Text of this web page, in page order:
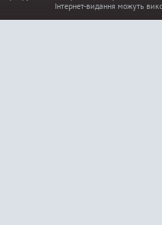
Інтернет-видання можуть